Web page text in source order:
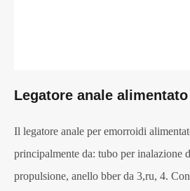
Legatore anale
Il legatore anale per emorroidi
principalmente da: tubo per inalazione
propulsione, anello bber da 3,ru, 4.